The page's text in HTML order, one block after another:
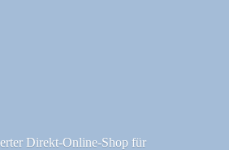
Direkt-Online-Shop für